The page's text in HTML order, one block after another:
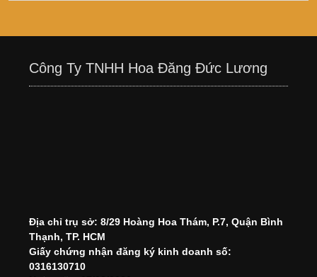
Công Ty TNHH Hoa Đăng Đức Lương
Địa chỉ trụ sở: 8/29 Hoàng Hoa Thám, P.7, Quận Bình
Thạnh, TP. HCM
Giấy chứng nhận đăng ký kinh doanh số:
0316130710